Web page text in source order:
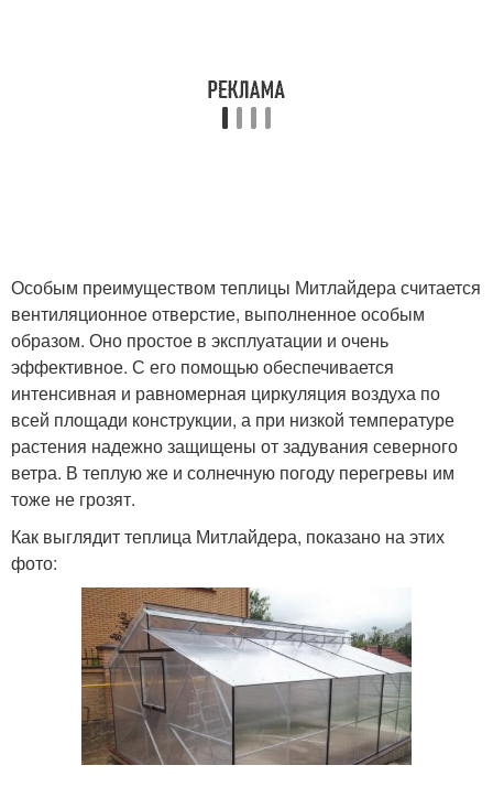
Особым преимуществом теплицы Митлайдера считается
вентиляционное отверстие, выполненное особым
образом. Оно простое в эксплуатации и очень
эффективное. С его помощью обеспечивается
интенсивная и равномерная циркуляция воздуха по
всей площади конструкции, а при низкой температуре
растения надежно защищены от задувания северного
ветра. В теплую же и солнечную погоду перегревы им
тоже не грозят.
Как выглядит теплица Митлайдера, показано на этих
фото: